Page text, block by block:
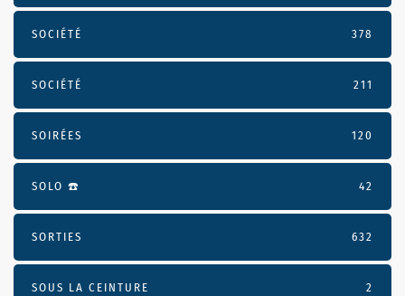
SOCIÉTÉ 378
SOCIÉTÉ 211
SOIRÉES 120
SOLO ☎️ 42
SORTIES 632
SOUS LA CEINTURE 2